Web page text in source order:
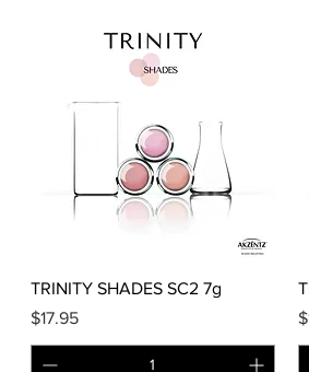
Vista rápida
TRINITY SHADES SC2 7g
Precio
$17.95